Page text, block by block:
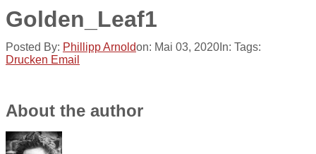
Golden_Leaf1
Posted By: Phillipp Arnoldon: Mai 03, 2020 In: Tags:
Drucken Email
About the author